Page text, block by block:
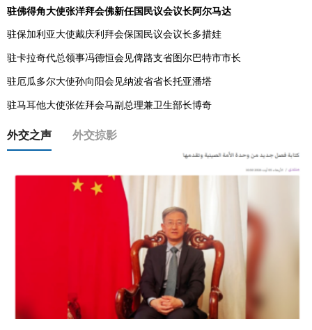
驻佛得角大使张洋拜会佛新任国民议会议长阿尔马达
驻保加利亚大使戴庆利拜会保国民议会议长多措娃
驻卡拉奇代总领事冯德恒会见俾路支省图尔巴特市市长
驻厄瓜多尔大使孙向阳会见纳波省省长托亚潘塔
驻马耳他大使张佐拜会马副总理兼卫生部长博奇
外交之声 外交掠影